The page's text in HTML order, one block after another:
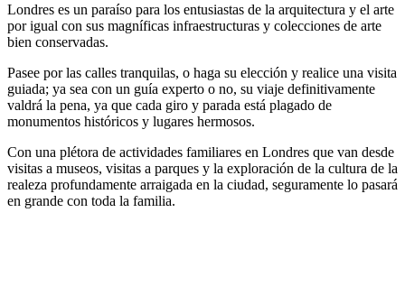
Londres es un paraíso para los entusiastas de la arquitectura y el arte
por igual con sus magníficas infraestructuras y colecciones de arte
bien conservadas.
Pasee por las calles tranquilas, o haga su elección y realice una visita
guiada; ya sea con un guía experto o no, su viaje definitivamente
valdrá la pena, ya que cada giro y parada está plagado de
monumentos históricos y lugares hermosos.
Con una plétora de actividades familiares en Londres que van desde
visitas a museos, visitas a parques y la exploración de la cultura de la
realeza profundamente arraigada en la ciudad, seguramente lo pasará
en grande con toda la familia.